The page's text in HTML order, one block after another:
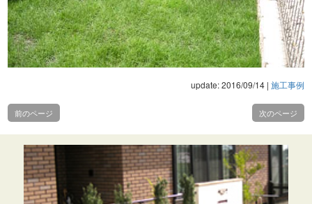
update: 2016/09/14| 施工事例
前のページ 次のページ